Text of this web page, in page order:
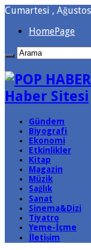
Cumartesi ,
HomePage
Haber Sitesi
Gündem
Biyografi
Ekonomi
Etkinlikler
Kitap
Magazin
Müzik
Sağlık
Sanat
Sinema&Dizi
Tiyatro
Yeme-İçme
İletişim